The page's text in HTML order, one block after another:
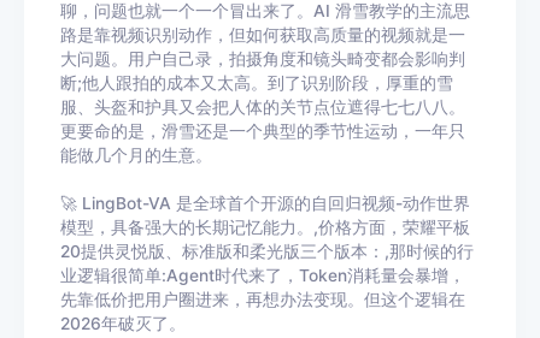
聊，问题也就一个一个冒出来了。AI 滑雪教学的主流思
路是靠视频识别动作，但如何获取高质量的视频就是一
大问题。用户自己录，拍摄角度和镜头畸变都会影响判
断;他人跟拍的成本又太高。到了识别阶段，厚重的雪
服、头盔和护具又会把人体的关节点位遮得七七八八。
更要命的是，滑雪还是一个典型的季节性运动，一年只
能做几个月的生意。
🚀 LingBot-VA 是全球首个开源的自回归视频-动作世界
模型，具备强大的长期记忆能力。,价格方面，荣耀平板
20提供灵悦版、标准版和柔光版三个版本：,那时候的行
业逻辑很简单:Agent时代来了，Token消耗量会暴增，
先靠低价把用户圈进来，再想办法变现。但这个逻辑在
2026年破灭了。